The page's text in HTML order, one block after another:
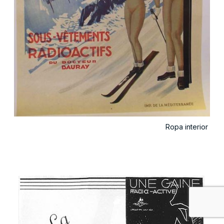
Ropa interior